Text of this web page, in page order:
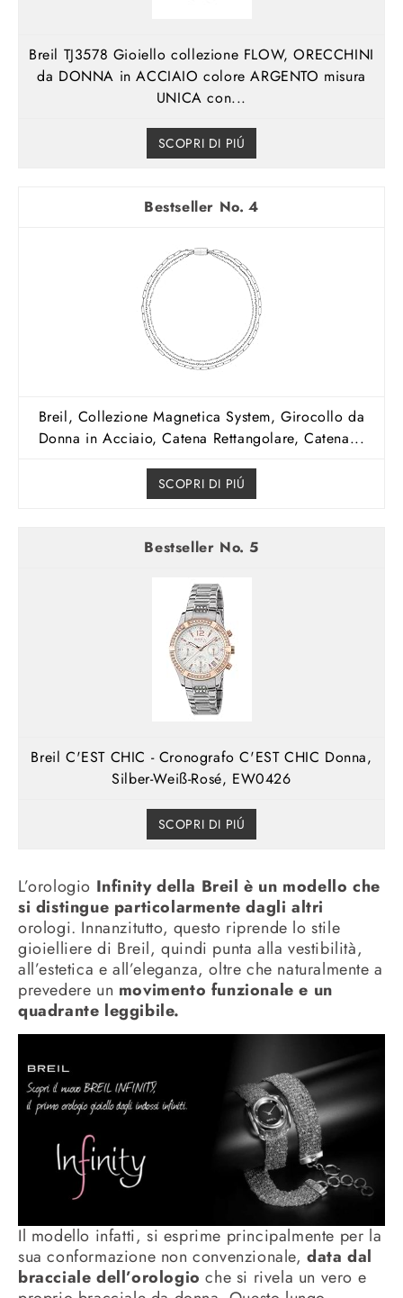
Breil TJ3578 Gioiello collezione FLOW, ORECCHINI
da DONNA in ACCIAIO colore ARGENTO misura
UNICA con...
SCOPRI DI PIÚ
4
Breil, Collezione Magnetica System, Girocollo da
Donna in Acciaio, Catena Rettangolare, Catena...
SCOPRI DI PIÚ
5
Breil C'EST CHIC - Cronografo C'EST CHIC Donna,
Silber-Weiß-Rosé, EW0426
SCOPRI DI PIÚ
L’orologio Infinity della Breil è un modello che
si distingue particolarmente dagli altri
orologi. Innanzitutto, questo riprende lo stile
gioielliere di Breil, quindi punta alla vestibilità,
all’estetica e all’eleganza, oltre che naturalmente a
prevedere un movimento funzionale e un
quadrante leggibile.
Il modello infatti, si esprime principalmente per la
sua conformazione non convenzionale,data dal
bracciale dell’orologio che si rivela un vero e